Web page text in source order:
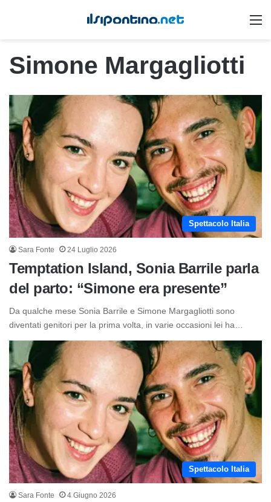
Simone Margagliotti
Spettacolo Italia
Sara Fonte 24 Luglio 2026
Temptation Island, Sonia Barrile parla
del parto: “Simone era presente”
Da qualche mese Sonia Barrile e Simone Margagliotti sono
diventati genitori per la prima volta, in varie occasioni lei ha…
Spettacolo Italia
Sara Fonte 4 Giugno 2026